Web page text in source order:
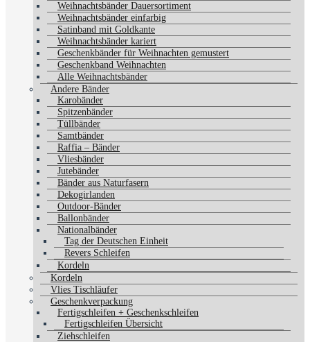
Weihnachtsbänder Dauersortiment
Weihnachtsbänder einfarbig
Satinband mit Goldkante
Weihnachtsbänder kariert
Geschenkbänder für Weihnachten gemustert
Geschenkband Weihnachten
Alle Weihnachtsbänder
Andere Bänder
Karobänder
Spitzenbänder
Tüllbänder
Samtbänder
Raffia – Bänder
Vliesbänder
Jutebänder
Bänder aus Naturfasern
Dekogirlanden
Outdoor-Bänder
Ballonbänder
Nationalbänder
Tag der Deutschen Einheit
Revers Schleifen
Kordeln
Kordeln
Vlies Tischläufer
Geschenkverpackung
Fertigschleifen + Geschenkschleifen
Fertigschleifen Übersicht
Ziehschleifen